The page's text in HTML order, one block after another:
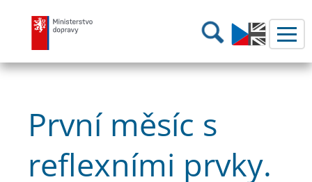
Ministerstvo dopravy Hledání
První měsíc s
reflexními prvky.